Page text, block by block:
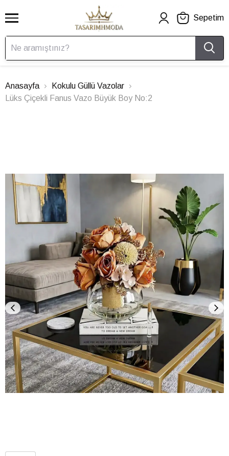
Sepetim
Anasayfa
Kokulu Güllü Vazolar
Lüks Çiçekli Fanus Vazo Büyük Boy No:2